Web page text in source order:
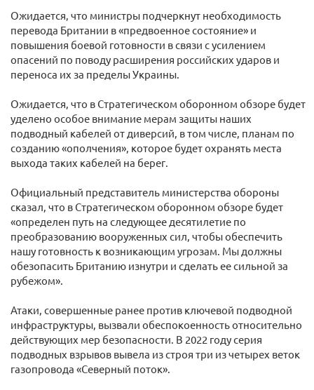
Ожидается, что министры подчеркнут необходимость
перевода Британии в «предвоенное состояние» и
повышения боевой готовности в связи с усилением
опасений по поводу расширения российских ударов и
переноса их за пределы Украины.
Ожидается, что в Стратегическом оборонном обзоре будет
уделено особое внимание мерам защиты наших
подводный кабелей от диверсий, в том числе, планам по
созданию «ополчения», которое будет охранять места
выхода таких кабелей на берег.
Официальный представитель министерства обороны
сказал, что в Стратегическом оборонном обзоре будет
«определен путь на следующее десятилетие по
преобразованию вооруженных сил, чтобы обеспечить
нашу готовность к возникающим угрозам. Мы должны
обезопасить Британию изнутри и сделать ее сильной за
рубежом».
Атаки, совершенные ранее против ключевой подводной
инфраструктуры, вызвали обеспокоенность относительно
действующих мер безопасности. В 2022 году серия
подводных взрывов вывела из строя три из четырех веток
газопровода «Северный поток».